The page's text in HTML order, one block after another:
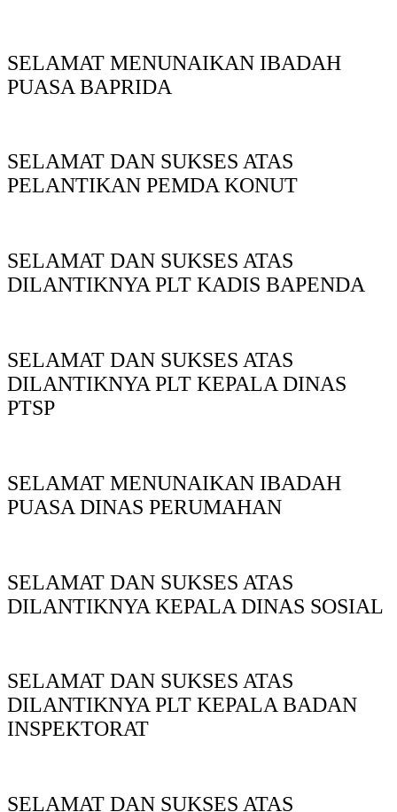
SELAMAT MENUNAIKAN IBADAH
PUASA BAPRIDA
SELAMAT DAN SUKSES ATAS
PELANTIKAN PEMDA KONUT
SELAMAT DAN SUKSES ATAS
DILANTIKNYA PLT KADIS BAPENDA
SELAMAT DAN SUKSES ATAS
DILANTIKNYA PLT KEPALA DINAS
PTSP
SELAMAT MENUNAIKAN IBADAH
PUASA DINAS PERUMAHAN
SELAMAT DAN SUKSES ATAS
DILANTIKNYA KEPALA DINAS SOSIAL
SELAMAT DAN SUKSES ATAS
DILANTIKNYA PLT KEPALA BADAN
INSPEKTORAT
SELAMAT DAN SUKSES ATAS